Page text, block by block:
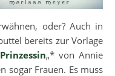
oder? Auch in
bereits zur Vorlage
„* von Annie
sogar Frauen. Es muss